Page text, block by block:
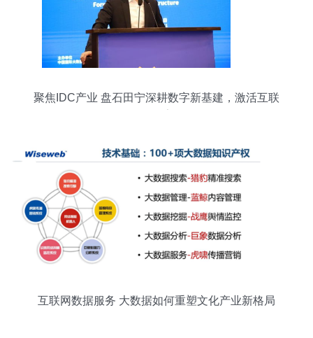
聚焦IDC产业 盘石田宁深耕数字新基建，激活互联
互联网数据服务 大数据如何重塑文化产业新格局